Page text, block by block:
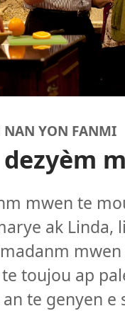
NAN YON FANMI
mwen te
ak Linda,
mwen
toujou ap
te genyen e